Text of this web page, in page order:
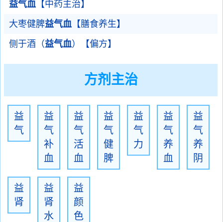
益气血 【中药主治】
大枣健脾益气血 【膳食养生】
侧于酒（益气血）【偏方】
方剂主治
益
气
益
气
补
血
益
气
活
血
益
气
健
脾
益
气
力
益
气
养
血
益
气
养
阴
益
肾
益
肾
水
益
颜
色